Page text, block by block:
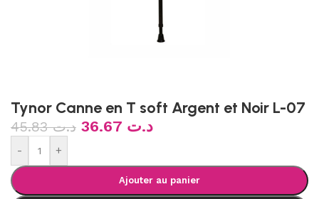
Tynor Canne en T soft Argent et Noir L-07
د.ت45.83 د.ت
- +
Ajouter au panier